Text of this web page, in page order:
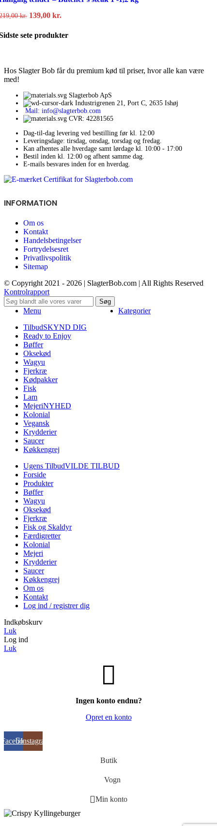
kr. Den
pris
139,00 kr.
pris
sete produkter
Hos Slagter Bob får du premium kød til priser, hvor alle kan være
med!
Slagterbob ApS
Industrigrenen 21, Port C, 2635 Ishøj
Mail: info@slagterbob.com
CVR: 42281565
Dag-til-dag levering ved bestilling før kl. 12:00
Leveringsdage: tirsdag, onsdag, torsdag og fredag.
Kan afhentes alle hverdage samt lørdage kl. 10:00 - 17:00
Bestil inden kl. 12:00 og afhent samme dag.
E-mails besvares inden for en hverdag.
INFORMATION
Om os
Kontakt
Handelsbetingelser
Fortrydelsesret
Privatlivspolitik
Sitemap
© Copyright 2021 - 2026 | SlagterBob.com | All Rights Reserved
Kontrolrapport
Søg
Menu
Kategorier
TilbudSKYND DIG
Ready to Enjoy
Bøffer
Oksekød
Wagyu
Fjerkræ
Kødpakker
Fisk
Lam
MejeriNYHED
Kolonial
Vegansk
Krydderier
Saucer
Køkkengrej
Ugens TilbudVILDE TILBUD
Forside
Produkter
Bøffer
Wagyu
Oksekød
Fjerkræ
Fisk og Skaldyr
Færdigretter
Kolonial
Mejeri
Krydderier
Saucer
Køkkengrej
Om os
Kontakt
Log ind / registrer dig
Indkøbskurv
Luk
Log ind
Luk
Ingen konto endnu?
Opret en konto
FacebookInstagram
Butik
Vogn
Min konto